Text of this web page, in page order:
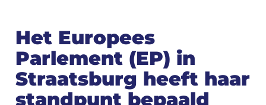
Het Europees
Parlement (EP) in
Straatsburg heeft haar
standpunt bepaald